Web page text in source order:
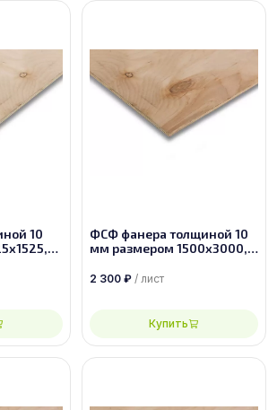
10
ФСФ фанера толщиной 10
мм размером 1500х3000,
2 300 ₽ / лист
Купить